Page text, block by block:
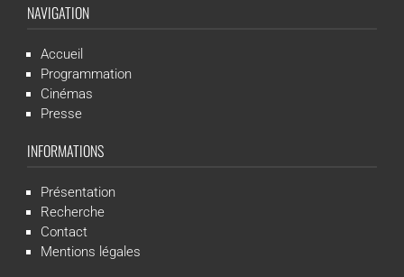
NAVIGATION
Accueil
Programmation
Cinémas
Presse
INFORMATIONS
Présentation
Recherche
Contact
Mentions légales